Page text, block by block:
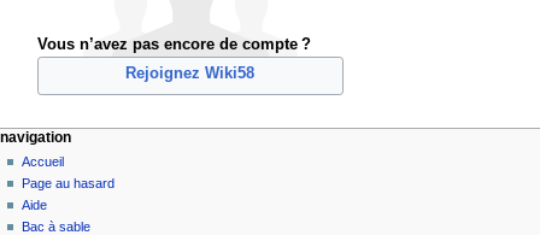
Vous n’avez pas encore de compte ?
Rejoignez Wiki58
navigation
Accueil
Page au hasard
Aide
Bac à sable